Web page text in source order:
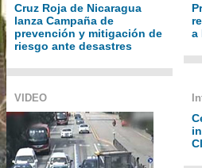
Cruz Roja de Nicaragua
lanza Campaña de
prevención y mitigación de
riesgo ante desastres
a
VIDEO